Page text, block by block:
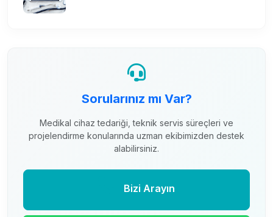
Sorularınız mı Var?
Medikal cihaz tedariği, teknik servis süreçleri ve
projelendirme konularında uzman ekibimizden destek
alabilirsiniz.
Bizi Arayın